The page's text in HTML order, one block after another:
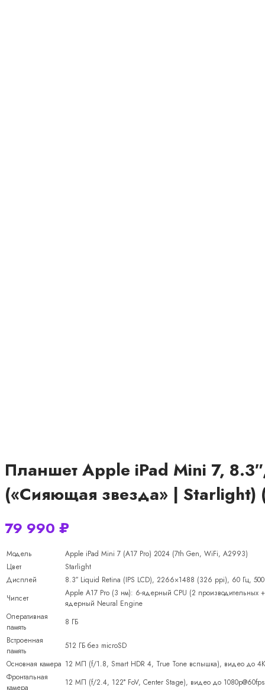
Планшет Apple iPad Mini 7,
(«Сияющая звезда» | Starlight)
79 990 ₽
Модель
Apple iPad Mini 7 (A17 Pro) 2024 (7th Gen, WiFi, A2993)
Цвет
Starlight
Дисплей
8.3″ Liquid Retina (IPS LCD), 2266×1488 (326 ppi), 60 Гц,
Чипсет
Apple A17 Pro (3 нм): 6-ядерный CPU (2 производительных
ядерный Neural Engine
Оперативная
память
8 ГБ
Встроенная
память
512 ГБ без microSD
Основная камера 12 МП (f/1.8, Smart HDR 4, True Tone вспышка), видео до
Фронтальная
камера
12 МП (f/2.4, 122° FoV, Center Stage), видео до 1080p@60fps